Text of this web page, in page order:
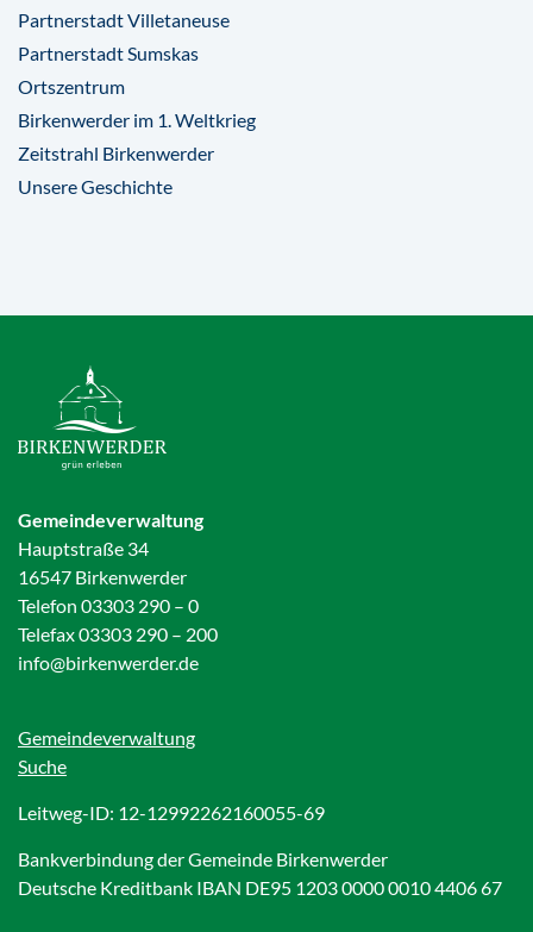
Partnerstadt Villetaneuse
Partnerstadt Sumskas
Ortszentrum
Birkenwerder im 1. Weltkrieg
Zeitstrahl Birkenwerder
Unsere Geschichte
Gemeindeverwaltung
Hauptstraße 34
16547 Birkenwerder
Telefon 03303 290 – 0
Telefax 03303 290 – 200
info@birkenwerder.de
Gemeindeverwaltung
Suche
Leitweg-ID: 12-12992262160055-69
Bankverbindung der Gemeinde Birkenwerder
Deutsche Kreditbank IBAN DE95 1203 0000 0010 4406 67